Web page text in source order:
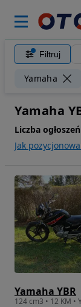
Filtruj
Yamaha
Yamaha
Liczba
Jak
Yamaha YBR
124 cm3 • 12 KM •